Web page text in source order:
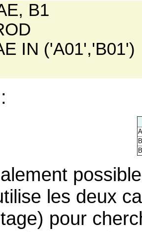
B1
IN ('A01','B01')
les deux
pour